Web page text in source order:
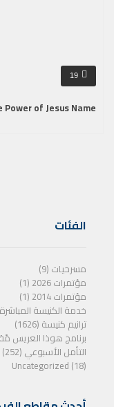
19
of Jesus Name
الفئات
مسرحيات (9)
مؤتمرات 2026 (1)
مؤتمرات 2014 (1)
خدمة الكنيسة المباشرة
ترانيم كنيسة (1626)
برنامج هوذا العريس
التأمل الأسبوعي (252)
Uncategorized (18)